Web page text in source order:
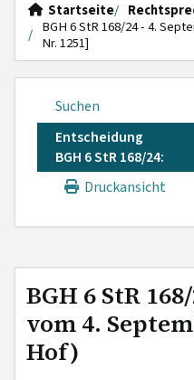
Startseite
BGH 6 StR 168/24 - 4.
Nr. 1251]
Suchen
Entscheidung
BGH 6 StR 168/24:
Druckansicht
BGH 6 StR
vom 4.
Hof)